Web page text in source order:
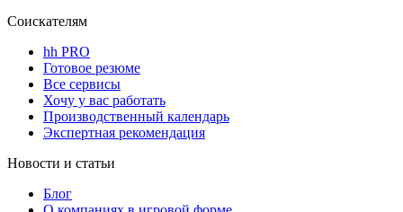
Соискателям
hh PRO
Готовое резюме
Все сервисы
Хочу у вас работать
Производственный календарь
Экспертная рекомендация
Новости и статьи
Блог